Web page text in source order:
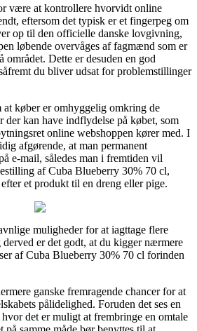
være at kontrollere hvorvidt online
eftersom det typisk er et fingerpeg om
op til den officielle danske lovgivning,
løbende overvåges af fagmænd som er
området. Dette er desuden en god
du bliver udsat for problemstillinger
køber er omhyggelig omkring de
kan have indflydelse på købet, som
online webshoppen kører med. I
afgørende, at man permanent
e-mail, således man i fremtiden vil
af Cuba Blueberry 30% 70 cl,
et produkt til en dreng eller pige.
muligheder for at iagttage flere
derved er det godt, at du kigger nærmere
af Cuba Blueberry 30% 70 cl forinden
ganske fremragende chancer for at
pålidelighed. Foruden det ses en
det er muligt at frembringe en omtale